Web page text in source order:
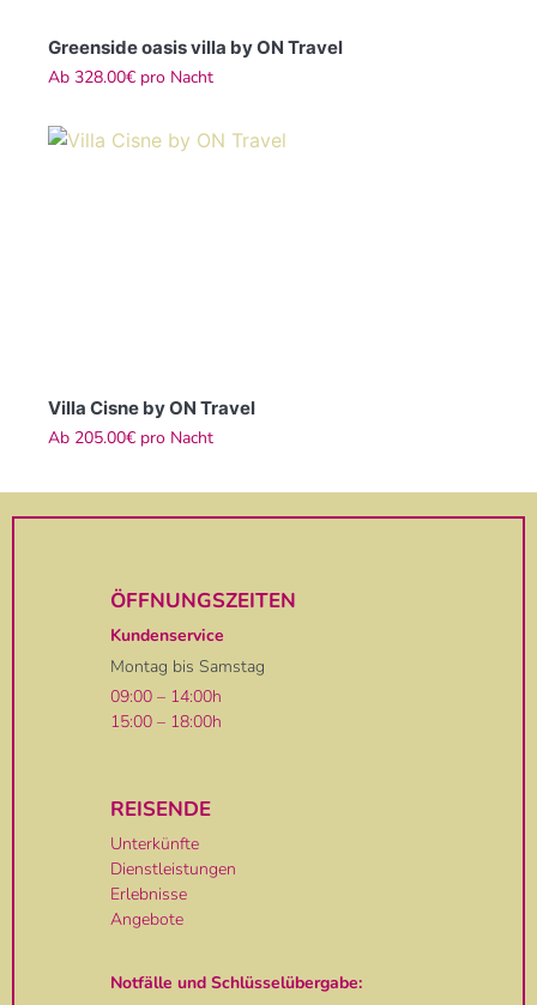
Greenside oasis villa by ON Travel
Ab 328.00€ pro Nacht
Villa Cisne by ON Travel
Ab 205.00€ pro Nacht
ÖFFNUNGSZEITEN
Kundenservice
Montag bis Samstag
09:00 – 14:00h
15:00 – 18:00h
REISENDE
Unterkünfte
Dienstleistungen
Erlebnisse
Angebote
Notfälle und Schlüsselübergabe: